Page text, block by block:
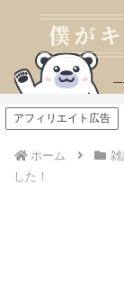
アフィリエイト広告
ホーム
した！